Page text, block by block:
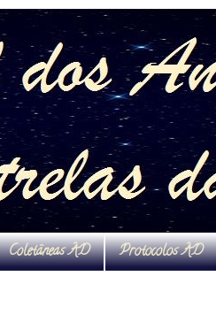
Coletâneas AD Protocolos AD